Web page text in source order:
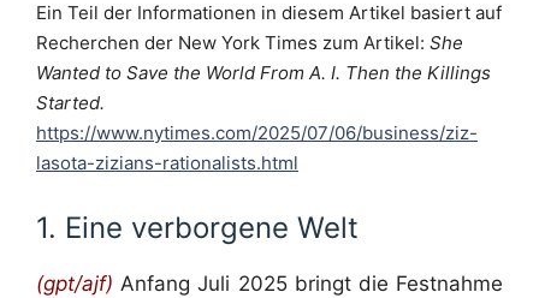
Ein Teil der Informationen in diesem Artikel basiert auf
Recherchen der New York Times zum Artikel: She
Wanted to Save the World From A. I. Then the Killings
Started.
https://www.nytimes.com/2025/07/06/business/ziz-
lasota-zizians-rationalists.html
1. Eine verborgene Welt
(gpt/ajf)Anfang Juli 2025 bringt die Festnahme